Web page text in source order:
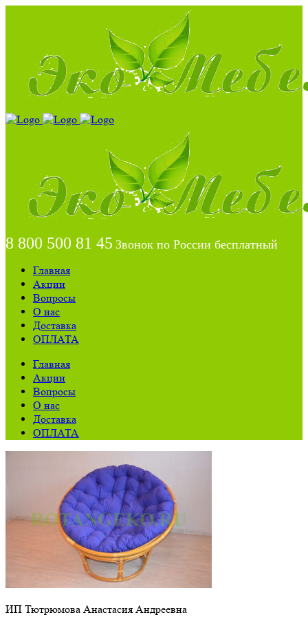
8 800 500 81 45 Звонок по России бесплатный
Главная
Акции
Вопросы
О нас
Доставка
ОПЛАТА
Главная
Акции
Вопросы
О нас
Доставка
ОПЛАТА
ИП Тютрюмова Анастасия Андреевна